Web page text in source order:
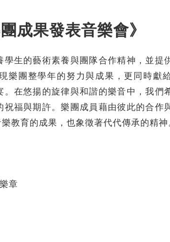
成果發表音樂會》
生的藝術素養與團隊合作精神，並提
樂團整學年的努力與成果，更同時獻
在悠揚的旋律與和諧的樂音中，我們
福與期許。樂團成員藉由彼此的合作
教育的成果，也象徵著代代傳承的精神
章